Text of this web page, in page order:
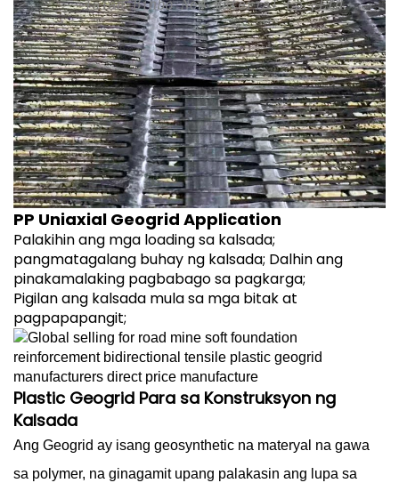
PP Uniaxial Geogrid Application
Palakihin ang mga loading sa kalsada;
pangmatagalang buhay ng kalsada; Dalhin ang
pinakamalaking pagbabago sa pagkarga;
Pigilan ang kalsada mula sa mga bitak at
pagpapapangit;
Plastic Geogrid Para sa Konstruksyon ng
Kalsada
Ang Geogrid ay isang geosynthetic na materyal na gawa
sa polymer, na ginagamit upang palakasin ang lupa sa